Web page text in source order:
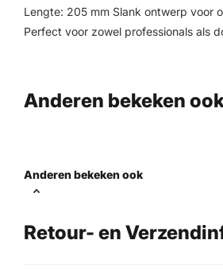
Lengte: 205 mm Slank ontwerp voor
Perfect voor zowel professionals als
Anderen bekeken
Anderen bekeken ook
Retour- en